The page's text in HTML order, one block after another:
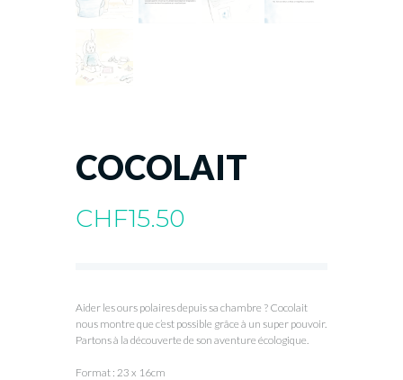
COCOLAIT
CHF15.50
Aider les ours polaires depuis sa chambre ? Cocolait
nous montre que c’est possible grâce à un super pouvoir.
Partons à la découverte de son aventure écologique.
Format : 23 x 16cm